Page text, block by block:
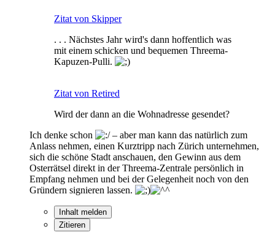
Zitat von Skipper
. . . Nächstes Jahr wird's dann hoffentlich was
mit einem schicken und bequemen Threema-
Kapuzen-Pulli.
Zitat von Retired
Wird der dann an die Wohnadresse gesendet?
Ich denke schon
– aber man kann das natürlich zum
Anlass nehmen, einen Kurztripp nach Zürich unternehmen,
sich die schöne Stadt anschauen, den Gewinn aus dem
Osterrätsel direkt in der Threema-Zentrale persönlich in
Empfang nehmen und bei der Gelegenheit noch von den
Gründern signieren lassen.
Inhalt melden
Zitieren